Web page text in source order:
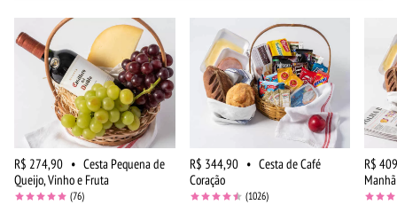
R$ 274,90 • Cesta Pequena de
Queijo, Vinho e Fruta
(76)
R$ 344,90 • Cesta de Café
Coração
(1026)
R$